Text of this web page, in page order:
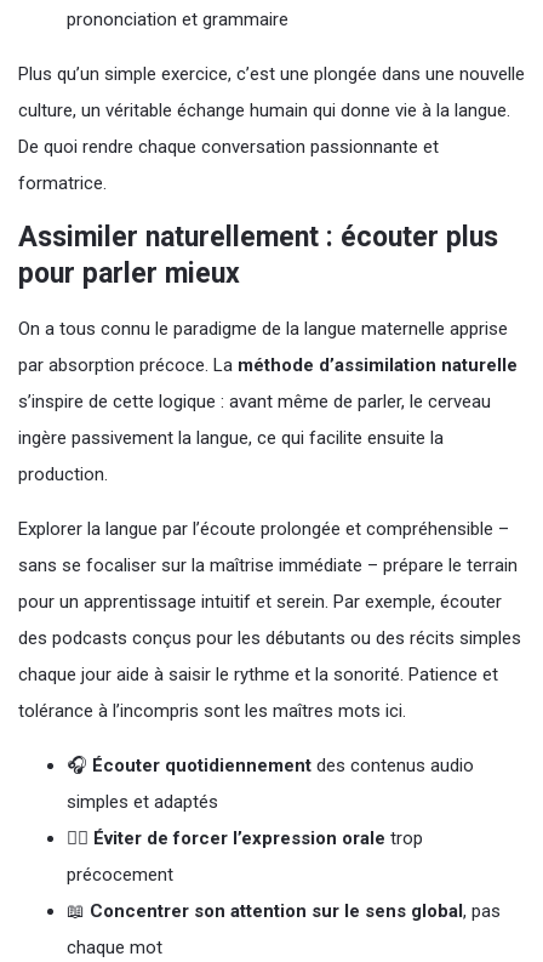
prononciation et grammaire
Plus qu’un simple exercice, c’est une plongée dans une nouvelle
culture, un véritable échange humain qui donne vie à la langue.
De quoi rendre chaque conversation passionnante et
formatrice.
Assimiler naturellement : écouter plus
pour parler mieux
On a tous connu le paradigme de la langue maternelle apprise
par absorption précoce. La méthode d’assimilation naturelle
s’inspire de cette logique : avant même de parler, le cerveau
ingère passivement la langue, ce qui facilite ensuite la
production.
Explorer la langue par l’écoute prolongée et compréhensible –
sans se focaliser sur la maîtrise immédiate – prépare le terrain
pour un apprentissage intuitif et serein. Par exemple, écouter
des podcasts conçus pour les débutants ou des récits simples
chaque jour aide à saisir le rythme et la sonorité. Patience et
tolérance à l’incompris sont les maîtres mots ici.
🎧 Écouter quotidiennement des contenus audio
simples et adaptés
🧘‍♂️ Éviter de forcer l’expression orale trop
précocement
📖 Concentrer son attention sur le sens global, pas
chaque mot